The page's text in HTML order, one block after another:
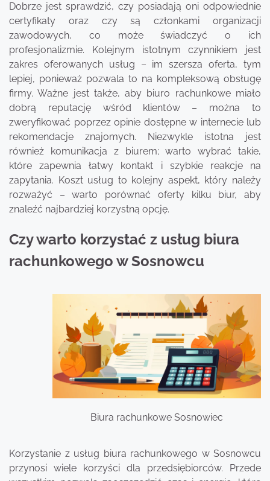
Dobrze jest sprawdzić, czy posiadają oni odpowiednie
certyfikaty oraz czy są członkami organizacji
zawodowych, co może świadczyć o ich
profesjonalizmie. Kolejnym istotnym czynnikiem jest
zakres oferowanych usług – im szersza oferta, tym
lepiej, ponieważ pozwala to na kompleksową obsługę
firmy. Ważne jest także, aby biuro rachunkowe miało
dobrą reputację wśród klientów – można to
zweryfikować poprzez opinie dostępne w internecie lub
rekomendacje znajomych. Niezwykle istotna jest
również komunikacja z biurem; warto wybrać takie,
które zapewnia łatwy kontakt i szybkie reakcje na
zapytania. Koszt usług to kolejny aspekt, który należy
rozważyć – warto porównać oferty kilku biur, aby
znaleźć najbardziej korzystną opcję.
Czy warto korzystać z usług biura
rachunkowego w Sosnowcu
Biura rachunkowe Sosnowiec
Korzystanie z usług biura rachunkowego w Sosnowcu
przynosi wiele korzyści dla przedsiębiorców. Przede